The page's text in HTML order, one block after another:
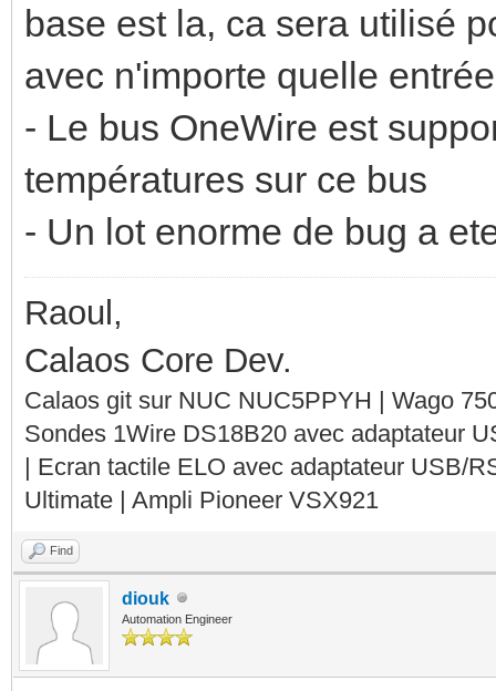
base est la, ca sera utilisé
avec n'importe quelle
- Le bus OneWire est
températures sur ce bus
- Un lot enorme de bug a
Raoul,
Calaos Core Dev.
Calaos git sur NUC NUC5PPYH | Wago
Sondes 1Wire DS18B20 avec adaptateur
| Ecran tactile ELO avec adaptateur USB/
Ultimate | Ampli Pioneer VSX921
Find
diouk
Automation Engineer